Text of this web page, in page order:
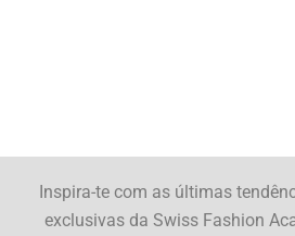
Inspira-te com as últimas
exclusivas da Swiss Fashion